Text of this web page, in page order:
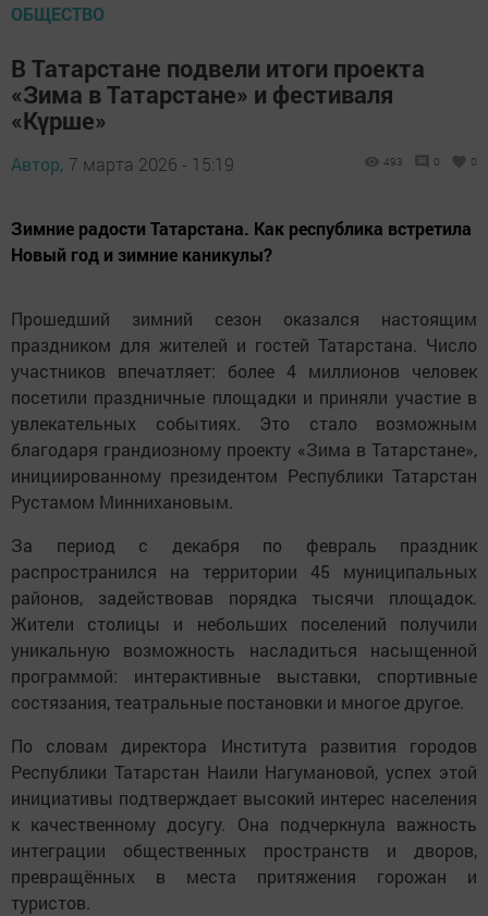
ОБЩЕСТВО
В Татарстане подвели итоги проекта
«Зима в Татарстане» и фестиваля
«Күрше»
Автор, 7 марта 2026 - 15:19 493 0 0
Зимние радости Татарстана. Как республика встретила
Новый год и зимние каникулы?
Прошедший зимний сезон оказался настоящим
праздником для жителей и гостей Татарстана. Число
участников впечатляет: более 4 миллионов человек
посетили праздничные площадки и приняли участие в
увлекательных событиях. Это стало возможным
благодаря грандиозному проекту «Зима в Татарстане»,
инициированному президентом Республики Татарстан
Рустамом Миннихановым.
За период с декабря по февраль праздник
распространился на территории 45 муниципальных
районов, задействовав порядка тысячи площадок.
Жители столицы и небольших поселений получили
уникальную возможность насладиться насыщенной
программой: интерактивные выставки, спортивные
состязания, театральные постановки и многое другое.
По словам директора Института развития городов
Республики Татарстан Наили Нагумановой, успех этой
инициативы подтверждает высокий интерес населения
к качественному досугу. Она подчеркнула важность
интеграции общественных пространств и дворов,
превращённых в места притяжения горожан и
туристов.